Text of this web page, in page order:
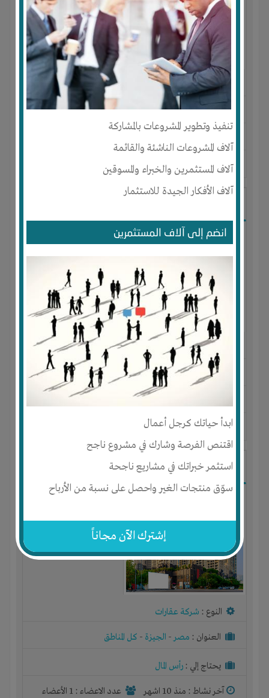
تنفيذ وتطوير المشروعات بالمشاركة
آلاف المشروعات الناشئة والقائمة
آلاف المستثمرين والخبراء والمسوقين
آلاف الأفكار الجيدة للاستثمار
انضم إلى آلاف المستثمرين
ابدأ حياتك كرجل أعمال
اقتنص الفرصة وشارك في مشروع ناجح
استثمر خبراتك في مشاريع ناجحة
سوّق منتجات الغير واحصل على نسبة من الأرباح
إشترك الآن مجاناً
النوع :مستحضرات تجميل
العنوان :المغرب-
AGADIR
-سوس
يحتاج إلي : تسويق
آخر نشاط : منذ 9 اشهر عدد الاعضاء : 0 الأعضاء
النوع :مشروع تجاري
العنوان : مصر -القاهرة-كل المناطق
يحتاج إلي :رأس المال
آخر نشاط :منذ 10 اشهر
شركه تطوير عقاري
النوع : شركة عقارات
العنوان : مصر- الجيزة - كل المناطق
يحتاج إلي : رأس المال
آخر نشاط : منذ 10 اشهر عدد الاعضاء : 1 الأعضاء